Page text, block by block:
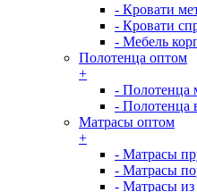
- Кровати
- Кровати
- Мебель
Полотенца оптом
+
- Полотенца
- Полотенца
Матрасы оптом
+
- Матрасы
- Матрасы
- Матрасы из